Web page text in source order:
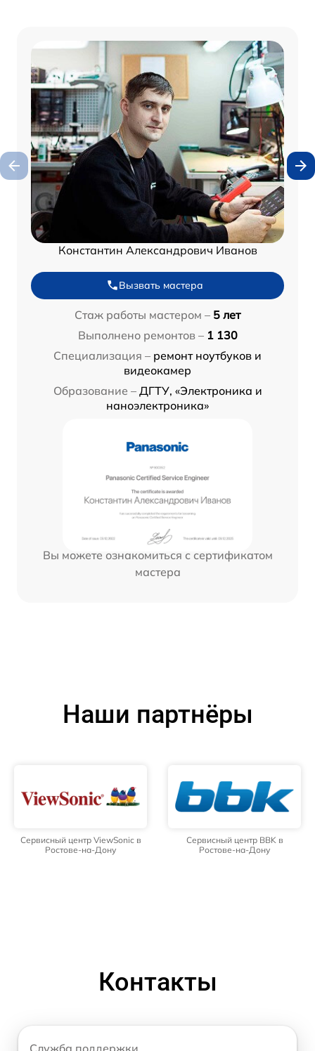
Константин Александрович Иванов
Вызвать мастера
Стаж работы мастером – 5 лет
Выполнено ремонтов – 1 130
Специализация – ремонт ноутбуков и
видеокамер
Образование – ДГТУ, «Электроника и
наноэлектроника»
Вы можете ознакомиться с сертификатом
мастера
Наши партнёры
Сервисный центр ViewSonic в
Ростове-на-Дону
Сервисный центр BBK в
Ростове-на-Дону
Контакты
Служба поддержки